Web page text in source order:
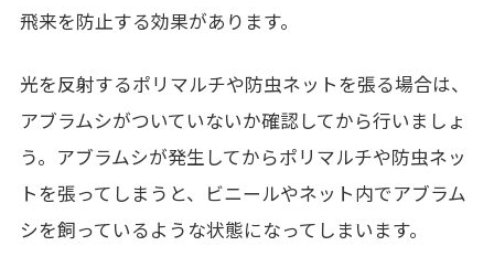
飛来を防止する効果があります。
光を反射するポリマルチや防虫ネットを張る場合は、
アブラムシがついていないか確認してから行いましょ
う。アブラムシが発生してからポリマルチや防虫ネッ
トを張ってしまうと、ビニールやネット内でアブラム
シを飼っているような状態になってしまいます。